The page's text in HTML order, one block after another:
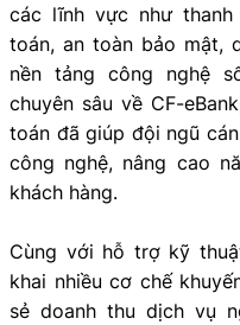
các lĩnh vực như
toán, an toàn bảo mật,
nền tảng công nghệ
chuyên sâu về CF-
toán đã giúp đội ngũ
công nghệ, nâng cao
khách hàng.
Cùng với hỗ trợ kỹ
khai nhiều cơ chế
sẻ doanh thu dịch vụ